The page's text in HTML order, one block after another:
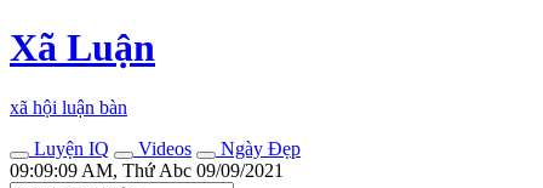
Xã Luận
xã hội luận bàn
Luyện IQ
Videos
Ngày Đẹp
09:09:09 AM, Thứ Abc 09/09/2021